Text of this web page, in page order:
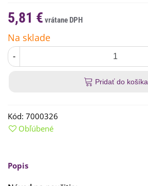
5,81 €
Na sklade
-
Pridať do košíka
Kód: 7000326
Obľúbené
Popis